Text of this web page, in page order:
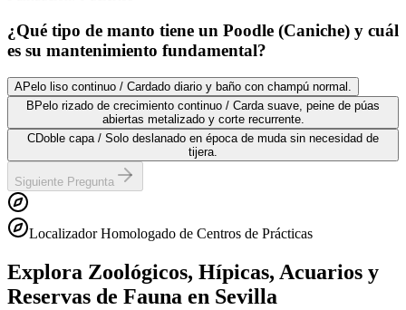
¿Qué tipo de manto tiene un Poodle (Caniche) y cuál
es su mantenimiento fundamental?
APelo liso continuo / Cardado diario y baño con champú normal.
B Pelo rizado de crecimiento continuo / Carda suave, peine de púas
abiertas metalizado y corte recurrente.
CDoble capa / Solo deslanado en época de muda sin necesidad de
tijera.
Siguiente Pregunta
Localizador Homologado de Centros de Prácticas
Explora Zoológicos, Hípicas, Acuarios y
Reservas de Fauna en Sevilla